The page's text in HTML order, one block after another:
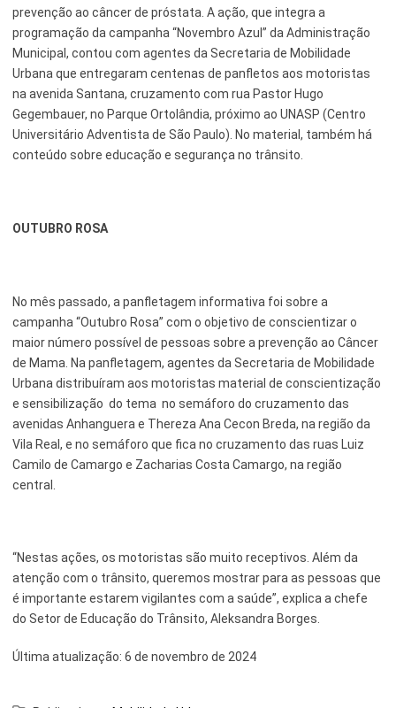
Esporte e Lazer
Finanças
Governo
Habitação
Inclusão e Desenvolvimento Social
Planejamento Urbano e Gestão Estratégica
Saúde
Segurança Pública
Serviços Urbanos
Tecnologia e Inovação
Notícias Anteriores a 2024
prevenção ao câncer de próstata. A ação, que integra a
programação da campanha “Novembro Azul” da Administração
Municipal, contou com agentes da Secretaria de Mobilidade
Urbana que entregaram centenas de panfletos aos motoristas
na avenida Santana, cruzamento com rua Pastor Hugo
Gegembauer, no Parque Ortolândia, próximo ao UNASP (Centro
Universitário Adventista de São Paulo). No material, também há
conteúdo sobre educação e segurança no trânsito.
OUTUBRO ROSA
No mês passado, a panfletagem informativa foi sobre a
campanha “Outubro Rosa” com o objetivo de conscientizar o
maior número possível de pessoas sobre a prevenção ao Câncer
de Mama. Na panfletagem, agentes da Secretaria de Mobilidade
Urbana distribuíram aos motoristas material de conscientização
e sensibilização do tema no semáforo do cruzamento das
avenidas Anhanguera e Thereza Ana Cecon Breda, na região da
Vila Real, e no semáforo que fica no cruzamento das ruas Luiz
Camilo de Camargo e Zacharias Costa Camargo, na região
central.
“Nestas ações, os motoristas são muito receptivos. Além da
atenção com o trânsito, queremos mostrar para as pessoas que
é importante estarem vigilantes com a saúde”, explica a chefe
do Setor de Educação do Trânsito, Aleksandra Borges.
Última atualização: 6 de novembro de 2024